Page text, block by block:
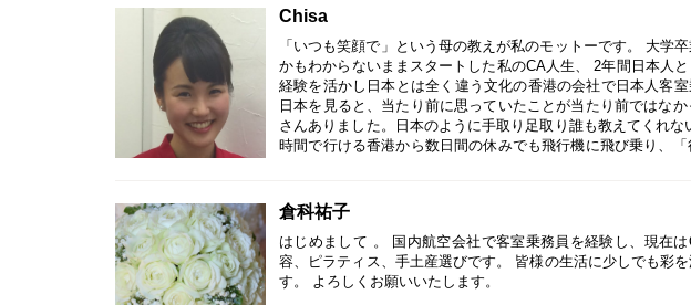
国は23カ国。現在は起業し、旅そのものや世界各地の魅力を
フイベントやプライベートも大切にしながら、好きなことで
そういった発信もできれば幸いです。 趣味は旅と写真と、も
ティブでいようと心がけています。たくさんの人にフランス
嬉しいです。よろしくお願いいたします。
Chisa
「いつも笑顔で」という母の教えが私のモットーです。 大学
かもわからないままスタートした私のCA人生、 2年間日本人
経験を活かし日本とは全く違う文化の香港の会社で日本人客
日本を見ると、当たり前に思っていたことが当たり前ではな
さんありました。日本のように手取り足取り誰も教えてくれ
時間で行ける香港から数日間の休みでも飛行機に飛び乗り、
倉科祐子
はじめまして 。 国内航空会社で客室乗務員を経験し、現在
容、ピラティス、手土産選びです。 皆様の生活に少しでも彩
す。 よろしくお願いいたします。